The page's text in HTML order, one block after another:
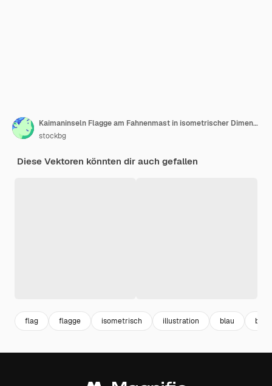
Kaimaninseln Flagge am Fahnenmast in isometrischer Dimension Isometrischer blauer Hintergrund Vektorillustration
stockbg
Diese Vektoren könnten dir auch gefallen
flag flagge isometrisch illustration blau